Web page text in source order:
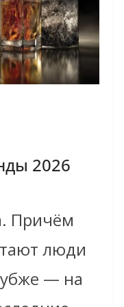
2026
Причём
люди
— на